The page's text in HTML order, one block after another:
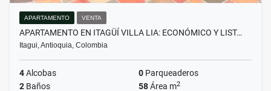
APARTAMENTO VENTA
APARTAMENTO EN ITAGÜÍ VILLA LIA: ECONÓMICO Y LIST…
Itagui, Antioquia, Colombia
4Alcobas 0 Parqueaderos
2 Baños 58Área m2